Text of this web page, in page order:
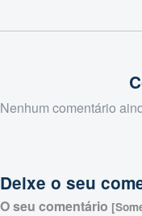
Nenhum comentário
Deixe o seu
O seu comentário